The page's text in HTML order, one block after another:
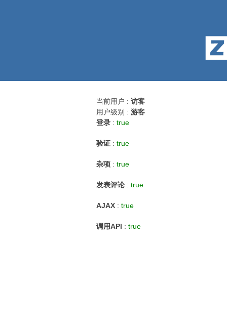
当前用户 : 访客
用户级别 : 游客
登录 : true
验证 : true
杂项 : true
发表评论 : true
AJAX : true
调用API : true